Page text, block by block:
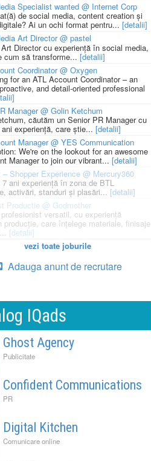
Specialist wanted @ Internet Corp
de social media, content creation și
Ai un ochi format pentru... [detalii]
Art Director @ pastel
Director cu experiență în social media,
cum să transforme... [detalii]
Coordinator @ Oxygen
for an ATL Account Coordinator – an
and detail-oriented professional
Manager @ Golin Ketchum
căutăm un Senior PR Manager cu
experiență, care știe... [detalii]
Manager @ YES Communication
We're on the lookout for an awesome
Manager to join our vibrant... [detalii]
Shopper Experience @ Mercury360
ani experiență în zona de BTL
activări, standuri și plasări... [detalii]
Productie @ Godmother
versatil, cu experiență
producție, care înțelege materiale, finisaje
[detalii]
vezi toate joburile
Adauga anunt de recrutare
IQads
Ghost Agency
Publicitate
Confident Communications
PR
Digital Kitchen
Comunicare online